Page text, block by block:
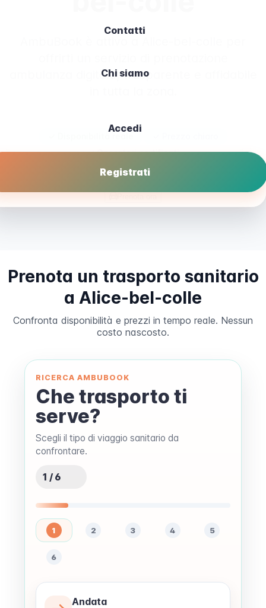
Contatti
Chi siamo
Accedi
Registrati
ambulanza digitale, trasparente e affidabile
✓ Operatori certificati
Prenota un trasporto sanitario
a Alice-bel-colle
Confronta disponibilità e prezzi in tempo reale. Nessun
costo nascosto.
RICERCA AMBUBOOK
Che trasporto ti
serve?
Scegli il tipo di viaggio sanitario da
confrontare.
1 / 6
1 2 3 4 5
6
Andata